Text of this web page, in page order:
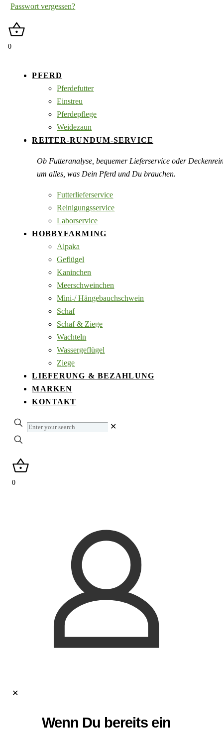
Passwort vergessen?
0
PFERD
Pferdefutter
Einstreu
Pferdepflege
Weidezaun
REITER-RUNDUM-SERVICE
Ob Futteranalyse, bequemer Lieferservice oder
um alles, was Dein Pferd und Du brauchen.
Futterlieferservice
Reinigungsservice
Laborservice
HOBBYFARMING
Alpaka
Geflügel
Kaninchen
Meerschweinchen
Mini-/ Hängebauchschwein
Schaf
Schaf & Ziege
Wachteln
Wassergeflügel
Ziege
LIEFERUNG & BEZAHLUNG
MARKEN
KONTAKT
Enter
your
✕
0
✕
Wenn Du bereits ein